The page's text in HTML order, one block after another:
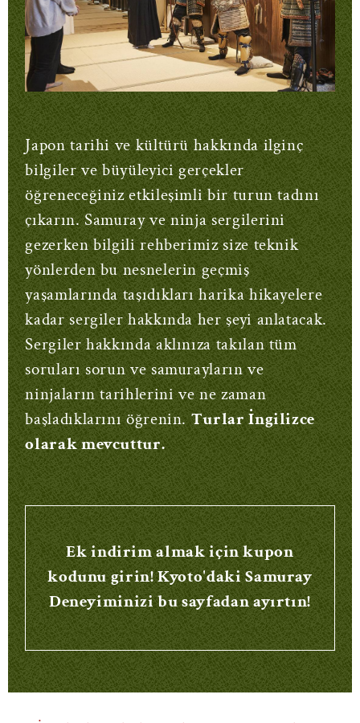
Japon tarihi ve kültürü hakkında ilginç
bilgiler ve büyüleyici gerçekler
öğreneceğiniz etkileşimli bir turun tadını
çıkarın. Samuray ve ninja sergilerini
gezerken bilgili rehberimiz size teknik
yönlerden bu nesnelerin geçmiş
yaşamlarında taşıdıkları harika hikayelere
kadar sergiler hakkında her şeyi anlatacak.
Sergiler hakkında aklınıza takılan tüm
soruları sorun ve samurayların ve
ninjaların tarihlerini ve ne zaman
başladıklarını öğrenin. Turlar İngilizce
olarak mevcuttur.
Ek indirim almak için kupon
kodunu girin! Kyoto'daki Samuray
Deneyiminizi bu sayfadan ayırtın!